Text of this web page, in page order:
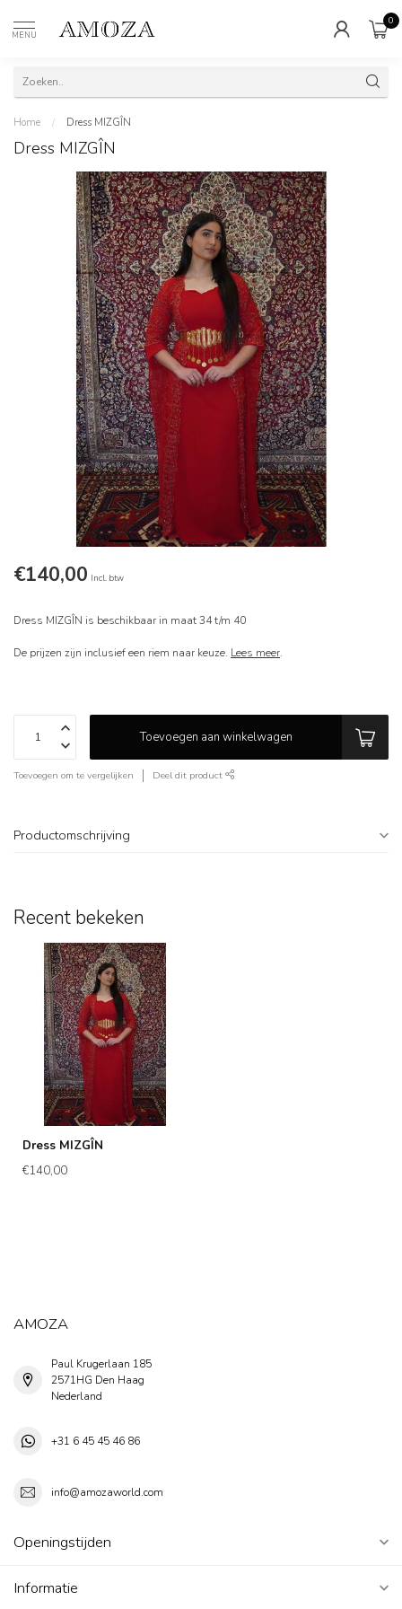
MENU
0
Home / Dress MIZGÎN
Dress MIZGÎN
€140,00 Incl. btw
Dress MIZGÎN is beschikbaar in maat 34 t/m 40
De prijzen zijn inclusief een riem naar keuze. Lees meer.
Toevoegen aan winkelwagen
Toevoegen om te vergelijken Deel dit product
Productomschrijving
Recent bekeken
Dress MIZGÎN
€140,00
AMOZA
Paul Krugerlaan 185
2571HG Den Haag
Nederland
+31 6 45 45 46 86
info@amozaworld.com
Openingstijden
Informatie